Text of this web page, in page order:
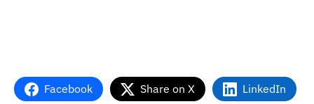
Facebook Share on X LinkedIn